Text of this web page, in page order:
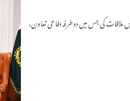
ملاقات کی جس میں دوطرفہ دفاعی تعاون،